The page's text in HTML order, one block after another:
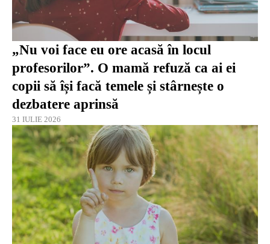
„Nu voi face eu ore acasă în locul
profesorilor”. O mamă refuză ca ai ei
copii să își facă temele și stârnește o
dezbatere aprinsă
31 IULIE 2026